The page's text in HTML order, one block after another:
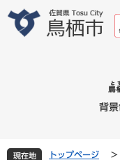
文
背
現在地 トップページ >